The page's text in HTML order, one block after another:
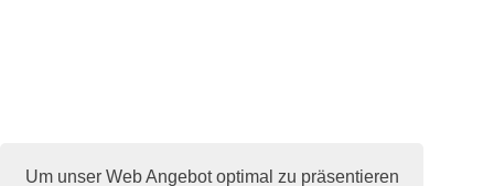
Um unser Web Angebot optimal zu präsentieren